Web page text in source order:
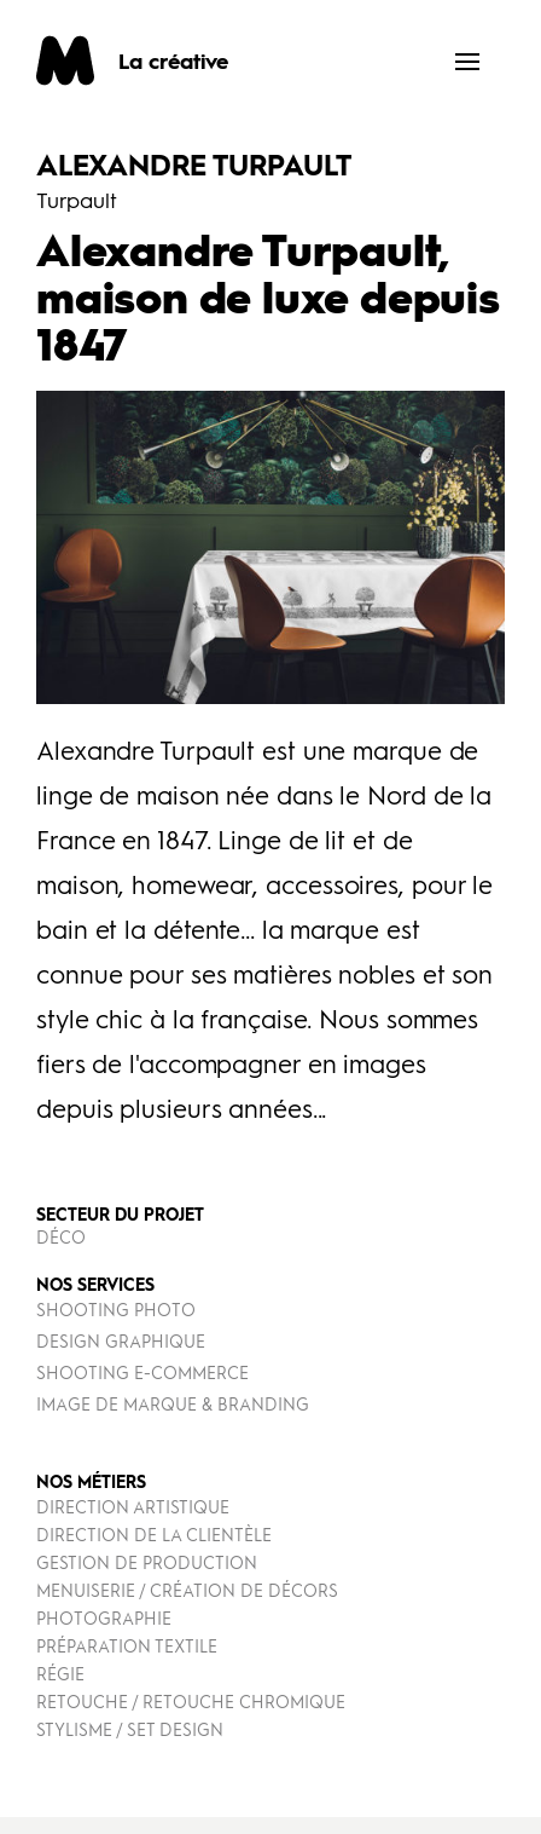
La créative
ALEXANDRE TURPAULT
Turpault
Alexandre Turpault,
maison de luxe depuis
1847
Alexandre Turpault est une marque de
linge de maison née dans le Nord de la
France en 1847. Linge de lit et de
maison, homewear, accessoires, pour le
bain et la détente... la marque est
connue pour ses matières nobles et son
style chic à la française. Nous sommes
fiers de l'accompagner en images
depuis plusieurs années...
SECTEUR DU PROJET
DÉCO
NOS SERVICES
SHOOTING PHOTO
DESIGN GRAPHIQUE
SHOOTING E-COMMERCE
IMAGE DE MARQUE & BRANDING
NOS MÉTIERS
DIRECTION ARTISTIQUE
DIRECTION DE LA CLIENTÈLE
GESTION DE PRODUCTION
MENUISERIE / CRÉATION DE DÉCORS
PHOTOGRAPHIE
PRÉPARATION TEXTILE
RÉGIE
RETOUCHE / RETOUCHE CHROMIQUE
STYLISME / SET DESIGN